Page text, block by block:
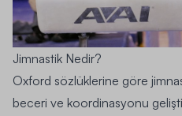
Jimnastik Nedir?
Oxford sözlüklerine göre
beceri ve koordinasyonu